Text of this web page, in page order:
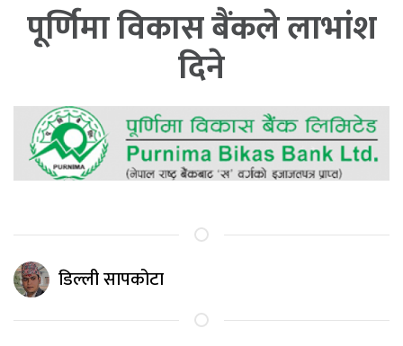
पूर्णिमा विकास बैंकले लाभांश
दिने
डिल्ली सापकोटा